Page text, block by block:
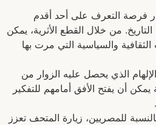
فرصة التعرف على أحد أقدم
من خلال القطع الأثرية، يمكن
الثقافية والسياسية التي مرت بها
الذي يحصل عليه الزوار من
يمكن أن يفتح الأفق أمامهم للتفكير
للمصريين، زيارة المتحف تعزز